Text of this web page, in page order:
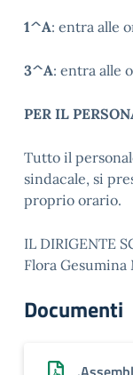
1^A: entra alle
3^A: entra alle
PER IL
Tutto il
sindacale, si
proprio orario.
IL DIRIGENTE
Flora
Documenti